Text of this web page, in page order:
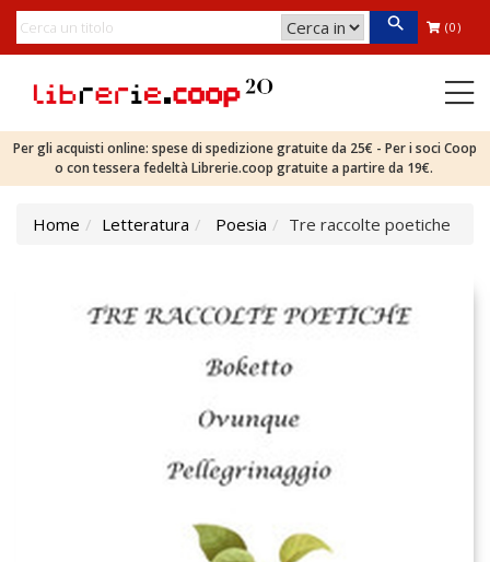
(0)
Per gli acquisti online: spese di spedizione gratuite da 25€ - Per i soci Coop
o con tessera fedeltà Librerie.coop gratuite a partire da 19€.
Home Letteratura Poesia Tre raccolte poetiche